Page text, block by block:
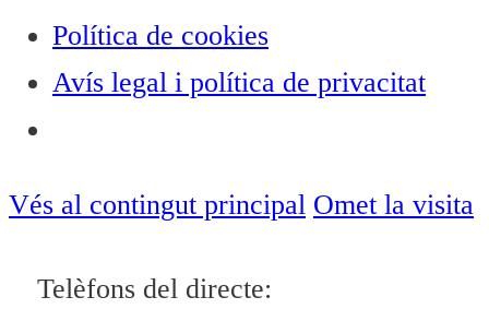
Política de cookies
Avís legal i política de privacitat
Vés al contingut principal Omet la visita
Telèfons del directe:
CULTURA I
OCI